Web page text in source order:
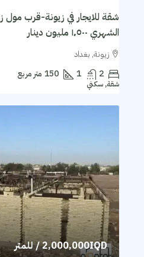
الشهري ١٬٥٠٠ مليون دينار
زيونة, بغداد
2
1
150 متر مربع
شقة, سكني
2,000,000IQD/ للمتر